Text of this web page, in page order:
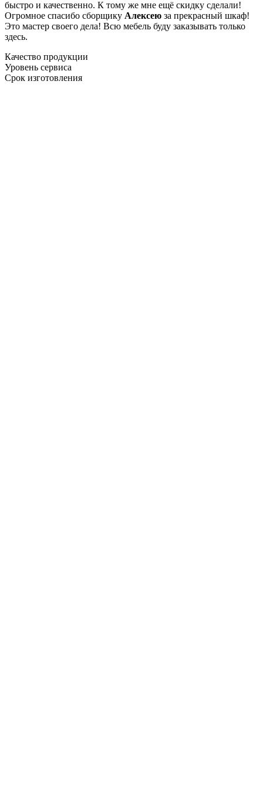
быстро и качественно. К тому же мне ещё скидку сделали!
Огромное спасибо сборщику Алексею за прекрасный шкаф!
Это мастер своего дела! Всю мебель буду заказывать только
здесь.
Качество продукции
Уровень сервиса
Срок изготовления